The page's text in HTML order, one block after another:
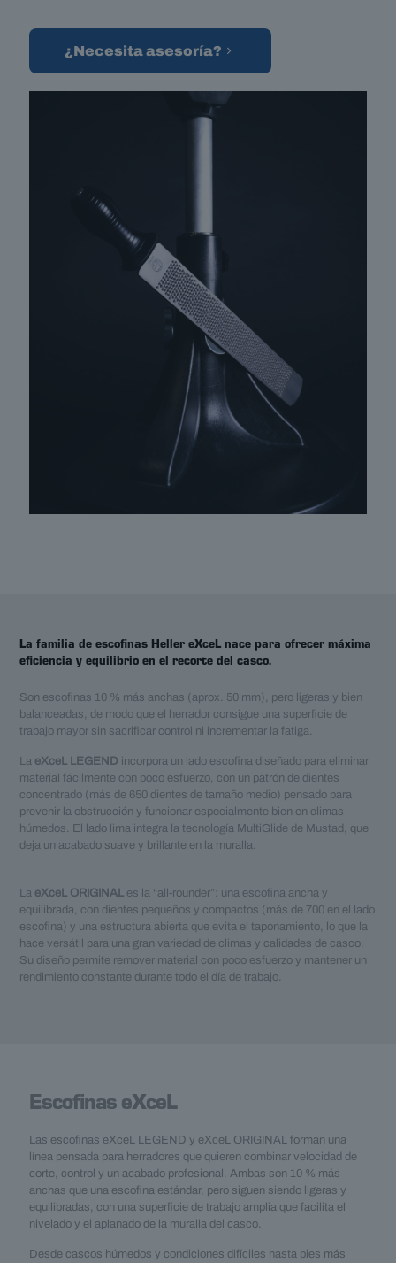
¿Necesita asesoría?
La familia de escofinas Heller eXceL nace para ofrecer máxima
eficiencia y equilibrio en el recorte del casco.
Son escofinas 10 % más anchas (aprox. 50 mm), pero ligeras y bien
balanceadas, de modo que el herrador consigue una superficie de
trabajo mayor sin sacrificar control ni incrementar la fatiga.
La eXceL LEGEND incorpora un lado escofina diseñado para eliminar
material fácilmente con poco esfuerzo, con un patrón de dientes
concentrado (más de 650 dientes de tamaño medio) pensado para
prevenir la obstrucción y funcionar especialmente bien en climas
húmedos. El lado lima integra la tecnología MultiGlide de Mustad, que
deja un acabado suave y brillante en la muralla.
La eXceL ORIGINAL
es la “all-rounder”: una escofina ancha y
equilibrada, con dientes pequeños y compactos (más de 700 en el lado
escofina) y una estructura abierta que evita el taponamiento, lo que la
hace versátil para una gran variedad de climas y calidades de casco.
Su diseño permite remover material con poco esfuerzo y mantener un
rendimiento constante durante todo el día de trabajo.
Escofinas eXceL
Las escofinas eXceL LEGEND y eXceL ORIGINAL forman una
línea pensada para herradores que quieren combinar velocidad de
corte, control y un acabado profesional. Ambas son 10 % más
anchas que una escofina estándar, pero siguen siendo ligeras y
equilibradas, con una superficie de trabajo amplia que facilita el
nivelado y el aplanado de la muralla del casco.
Desde cascos húmedos y condiciones difíciles hasta pies más